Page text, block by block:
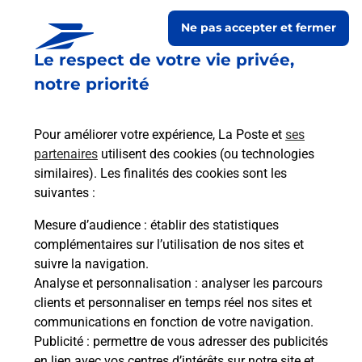
Le respect de votre vie privée,
notre priorité
Pour améliorer votre expérience, La Poste et ses
partenaires utilisent des cookies (ou technologies
similaires). Les finalités des cookies sont les
suivantes :
Mesure d’audience : établir des statistiques
complémentaires sur l’utilisation de nos sites et
suivre la navigation.
Analyse et personnalisation : analyser les parcours
clients et personnaliser en temps réel nos sites et
communications en fonction de votre navigation.
Publicité : permettre de vous adresser des publicités
Ne pas accepter et fermer
Boîte aux lettres La Poste
Prochaine collecte du courrier vendredi
09h00
5 Rue Haute
21500 Quincerot
Itinéraire
Le lien s'ouvre dans un nouvel onglet